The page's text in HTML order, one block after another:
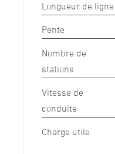
Longueur de ligne
Pente
Nombre de
stations
Vitesse de
conduite
Charge utile